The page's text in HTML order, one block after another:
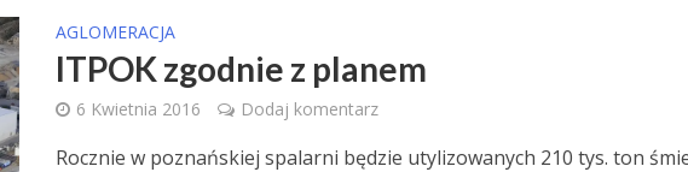
AGLOMERACJA
ITPOK zgodnie z planem
6 Kwietnia 2016 Dodaj komentarz
Rocznie w poznańskiej spalarni będzie utylizowanych 210 tys. ton